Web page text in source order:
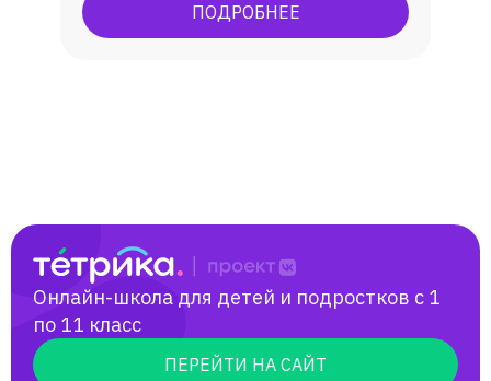
ПОДРОБНЕЕ
Онлайн-школа для детей и подростков с 1
по 11 класс
ПЕРЕЙТИ НА САЙТ